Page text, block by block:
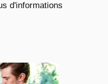
d'informations